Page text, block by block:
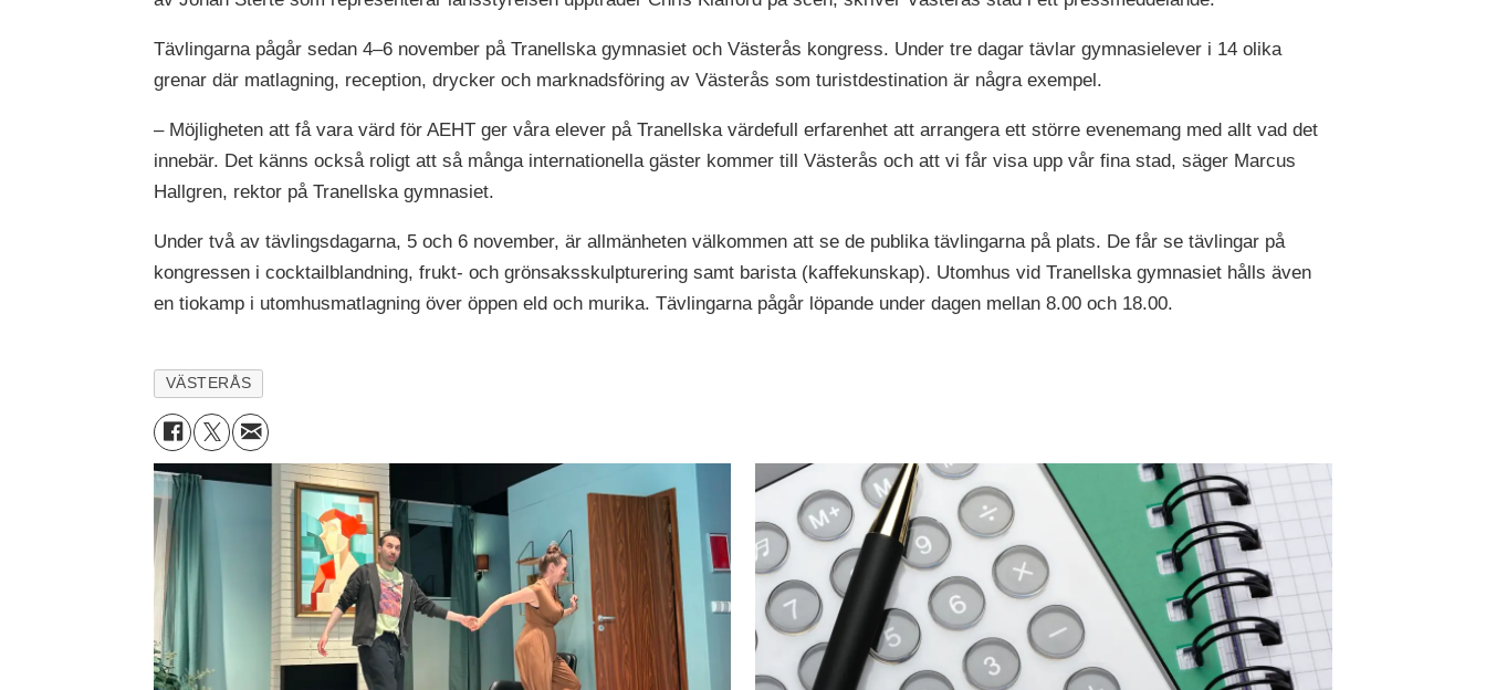
Tävlingarna pågår sedan 4–6 november på Tranellska gymnasiet och Västerås kongress. Under tre dagar tävlar gymnasielever i 14 olika
grenar där matlagning, reception, drycker och marknadsföring av Västerås som turistdestination är några exempel.
– Möjligheten att få vara värd för AEHT ger våra elever på Tranellska värdefull erfarenhet att arrangera ett större evenemang med allt vad det
innebär. Det känns också roligt att så många internationella gäster kommer till Västerås och att vi får visa upp vår fina stad, säger Marcus
Hallgren, rektor på Tranellska gymnasiet.
Under två av tävlingsdagarna, 5 och 6 november, är allmänheten välkommen att se de publika tävlingarna på plats. De får se tävlingar på
kongressen i cocktailblandning, frukt- och grönsaksskulpturering samt barista (kaffekunskap). Utomhus vid Tranellska gymnasiet hålls även
en tiokamp i utomhusmatlagning över öppen eld och murika. Tävlingarna pågår löpande under dagen mellan 8.00 och 18.00.
VÄSTERÅS